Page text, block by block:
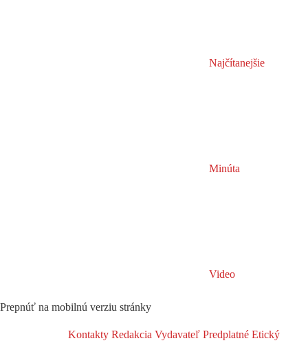
Najčítanejšie
Minúta
Video
Prepnúť na mobilnú verziu stránky
Kontakty Redakcia Vydavateľ Predplatné Etický